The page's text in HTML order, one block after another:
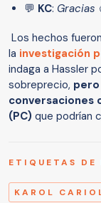
💬 KC: Gracias
Los hechos
la investigación
indaga a Hassler
sobreprecio,
conversaciones
(PC) que podrían
ETIQUETAS DE
KAROL